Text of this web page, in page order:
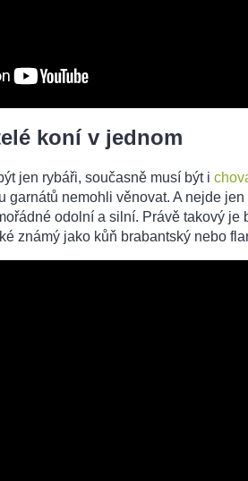
koní v jednom
jen rybáři, současně musí být i
garnátů nemohli věnovat. A nejde
odolní a silní. Právě takový je
známý jako kůň brabantský nebo